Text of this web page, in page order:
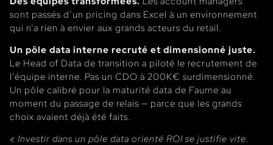
sont passés d’un pricing dans Excel à un environnement
qui n’a rien à envier aux grands acteurs du retail.
Un pôle data interne recruté et dimensionné juste.
Le Head of Data de transition a piloté le recrutement de
l’équipe interne. Pas un CDO à 200K€ surdimensionné.
Un pôle calibré pour la maturité data de Faume au
moment du passage de relais — parce que les grands
choix avaient déjà été faits.
« Investir dans un pôle data orienté ROI se justifie vite.